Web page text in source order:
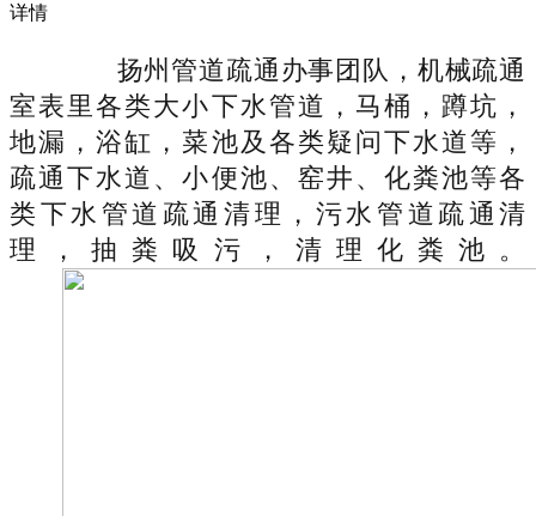
详情
扬州管道疏通办事团队，机械疏通
室表里各类大小下水管道，马桶，蹲坑，
地漏，浴缸，菜池及各类疑问下水道等，
疏通下水道、小便池、窑井、化粪池等各
类下水管道疏通清理，污水管道疏通清
理，抽粪吸污，清理化粪池。